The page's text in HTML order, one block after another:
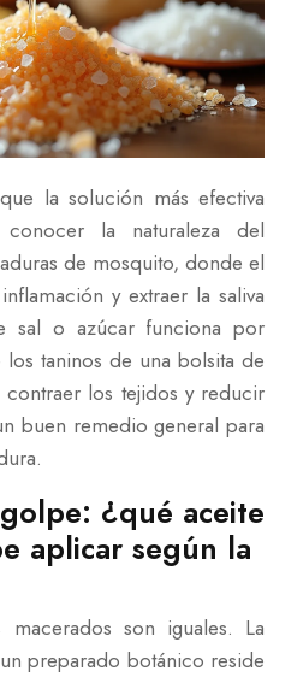
la solución más efectiva
la naturaleza del
de mosquito, donde el
y extraer la saliva
sal o azúcar funciona por
taninos de una bolsita de
los tejidos y reducir
buen remedio general para
¿qué aceite
aplicar según la
son iguales. La
preparado botánico reside